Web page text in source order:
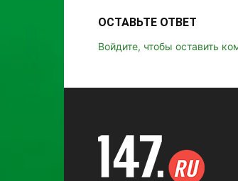
ОСТАВЬТЕ ОТВЕТ
Войдите, чтобы оставить